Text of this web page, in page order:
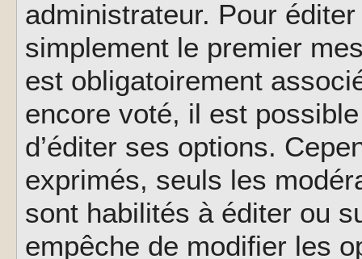
administrateur. Pour
simplement le premier
est obligatoirement
encore voté, il est
d’éditer ses options.
exprimés, seuls les
sont habilités à éditer ou
empêche de modifier les